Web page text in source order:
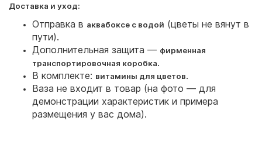
Доставка и уход:
Отправка в аквабоксе с водой (цветы не вянут в
пути).
Дополнительная защита — фирменная
транспортировочная коробка.
В комплекте: витамины для цветов.
Ваза не входит в товар (на фото — для
демонстрации характеристик и примера
размещения у вас дома).